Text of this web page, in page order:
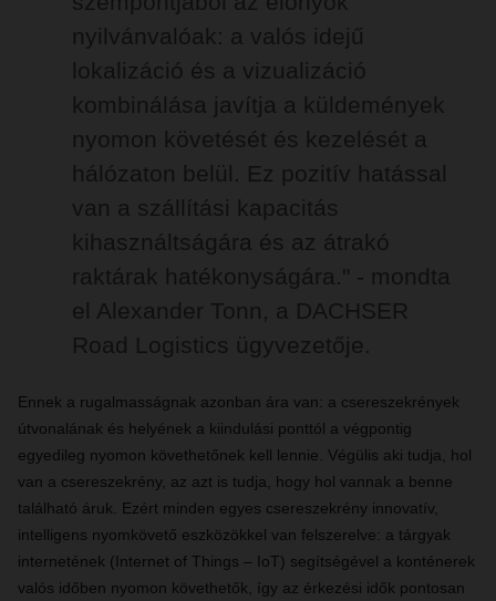
nyilvánvalóak: a valós idejű
lokalizáció és a vizualizáció
kombinálása javítja a küldemények
nyomon követését és kezelését a
hálózaton belül. Ez pozitív hatással
van a szállítási kapacitás
kihasználtságára és az átrakó
raktárak hatékonyságára." - mondta
el Alexander Tonn, a DACHSER
Road Logistics ügyvezetője.
Ennek a rugalmasságnak azonban ára van: a csereszekrények
útvonalának és helyének a kiindulási ponttól a végpontig
egyedileg nyomon követhetőnek kell lennie. Végülis aki tudja, hol
van a csereszekrény, az azt is tudja, hogy hol vannak a benne
található áruk. Ezért minden egyes csereszekrény innovatív,
intelligens nyomkövető eszközökkel van felszerelve: a tárgyak
internetének (Internet of Things – IoT) segítségével a konténerek
valós időben nyomon követhetők, így az érkezési idők pontosan